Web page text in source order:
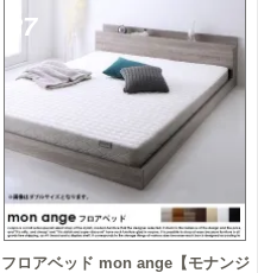
37
フロアベッド mon ange【モナンジ